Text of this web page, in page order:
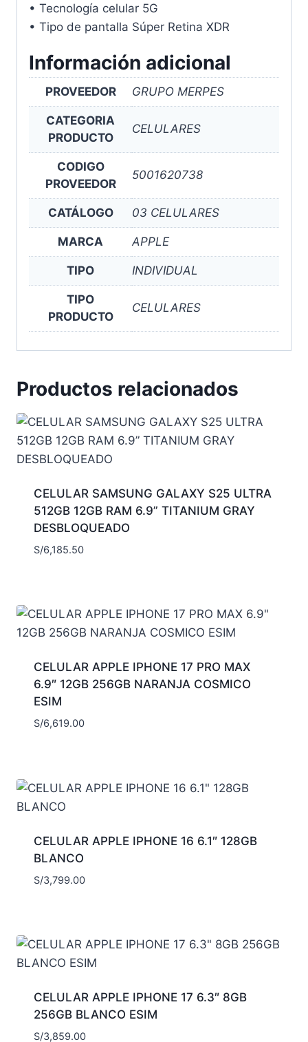
• Tecnología celular 5G
• Tipo de pantalla Súper Retina XDR
Información adicional
PROVEEDOR GRUPO MERPES
CATEGORIA
PRODUCTO
CELULARES
CODIGO
PROVEEDOR
5001620738
CATÁLOGO 03 CELULARES
MARCA APPLE
TIPO INDIVIDUAL
TIPO
PRODUCTO
CELULARES
Productos relacionados
CELULAR SAMSUNG GALAXY S25 ULTRA
512GB 12GB RAM 6.9” TITANIUM GRAY
DESBLOQUEADO
S/6,185.50
CELULAR APPLE IPHONE 17 PRO MAX
6.9″ 12GB 256GB NARANJA COSMICO
ESIM
S/6,619.00
CELULAR APPLE IPHONE 16 6.1″ 128GB
BLANCO
S/3,799.00
CELULAR APPLE IPHONE 17 6.3″ 8GB
256GB BLANCO ESIM
S/3,859.00